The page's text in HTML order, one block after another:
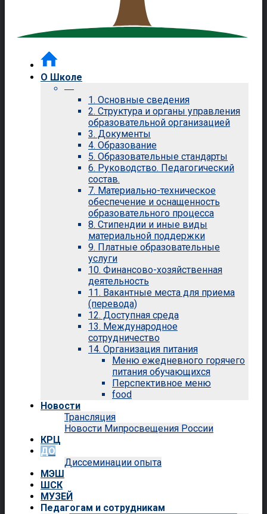
О Школе
—
1. Основные сведения
2. Структура и органы управления
образовательной организацией
3. Документы
4. Образование
5. Образовательные стандарты
6. Руководство. Педагогический
состав.
7. Материально-техническое
обеспечение и оснащенность
образовательного процесса
8. Стипендии и иные виды
материальной поддержки
9. Платные образовательные
услуги
10. Финансово-хозяйственная
деятельность
11. Вакантные места для приема
(перевода)
12. Доступная среда
13. Международное
сотрудничество
14. Организация питания
Меню ежедневного горячего
питания обучающихся
Перспективное меню
food
Новости
Трансляция
Новости Мипросвещения России
КРЦ
ДО
Диссеминации опыта
МЭШ
ШСК
МУЗЕЙ
Педагогам и сотрудникам